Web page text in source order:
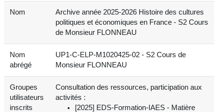
Nom
Archive année 2025-2026 Histoire des cultures
politiques et économiques en France - S2 Cours
de Monsieur FLONNEAU
Nom
abrégé
UP1-C-ELP-M1020425-02 - S2 Cours de
Monsieur FLONNEAU
Groupes
utilisateurs
inscrits
Consultation des ressources, participation aux
activités :
[2025] EDS-Formation-IAES - Matière